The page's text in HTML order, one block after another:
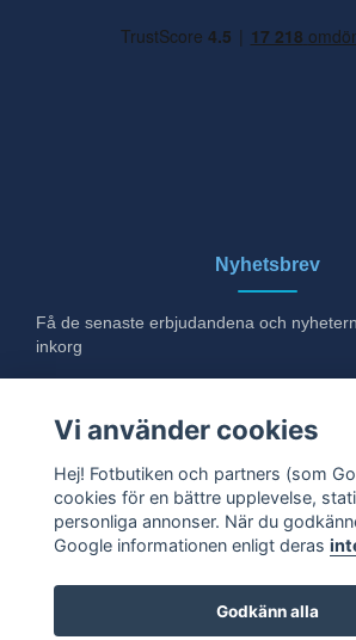
Nyhetsbrev
Få de senaste erbjudandena och
inkorg
Ja tack!
Vi använder cookies
Hej! Fotbutiken och partners (som
cookies för en bättre upplevelse,
personliga annonser. När du
Google informationen enligt deras
Godkänn alla